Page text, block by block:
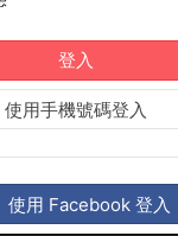
登入
使用手機號碼登入
使用 Facebook 登入